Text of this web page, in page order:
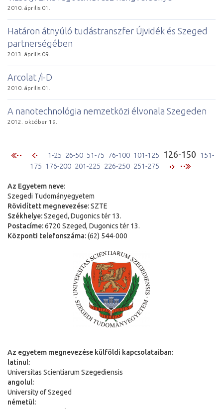
2010. április 01.
Határon átnyúló tudástranszfer Újvidék és Szeged
partnerségében
2013. április 09.
Arcolat /i-D
2010. április 01.
A nanotechnológia nemzetközi élvonala Szegeden
2012. október 19.
1-25 26-50 51-75 76-100 101-125 126-150 151-
175 176-200 201-225 226-250 251-275
Az Egyetem neve:
Szegedi Tudományegyetem
Rövidített megnevezése:SZTE
Székhelye:Szeged, Dugonics tér 13.
Postacíme:6720 Szeged, Dugonics tér 13.
Központi telefonszáma:(62) 544-000
Az egyetem megnevezése külföldi kapcsolataiban:
latinul:
Universitas Scientiarum Szegediensis
angolul:
University of Szeged
németül: